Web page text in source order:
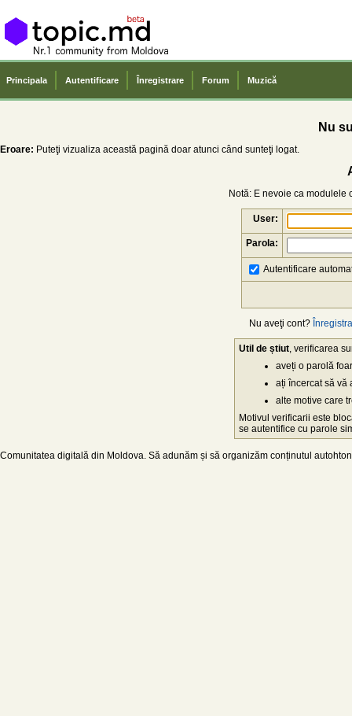
Principala Autentificare Înregistrare Forum Muzică
Nu
Eroare: Puteţi vizualiza această pagină doar atunci când sunteţi logat.
Notă: E nevoie ca modulele
User:
Parola:
Autentificare
Nu aveţi cont?
Util de știut , verificarea
aveți o parolă
ați încercat să vă
alte motive care
Motivul verificarii este
se autentifice cu parole
Comunitatea digitală din Moldova. Să adunăm și să organizăm conținutul